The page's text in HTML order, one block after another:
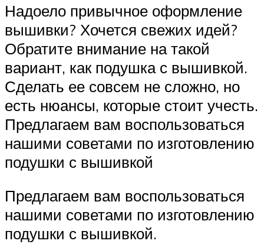
Надоело привычное оформление
вышивки? Хочется свежих идей?
Обратите внимание на такой
вариант, как подушка с вышивкой.
Сделать ее совсем не сложно, но
есть нюансы, которые стоит учесть.
Предлагаем вам воспользоваться
нашими советами по изготовлению
подушки с вышивкой
Предлагаем вам воспользоваться
нашими советами по изготовлению
подушки с вышивкой.